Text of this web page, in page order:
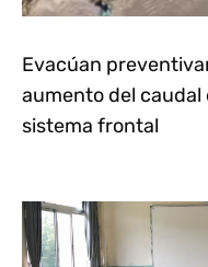
Evacúan
aumento del caudal
sistema frontal